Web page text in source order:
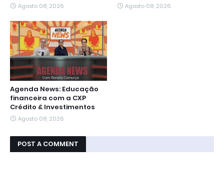
Agosto 08, 2026 Agosto 08, 2026
Agenda News: Educação
financeira com a CXP
Crédito & Investimentos
Agosto 08, 2026
POST A COMMENT